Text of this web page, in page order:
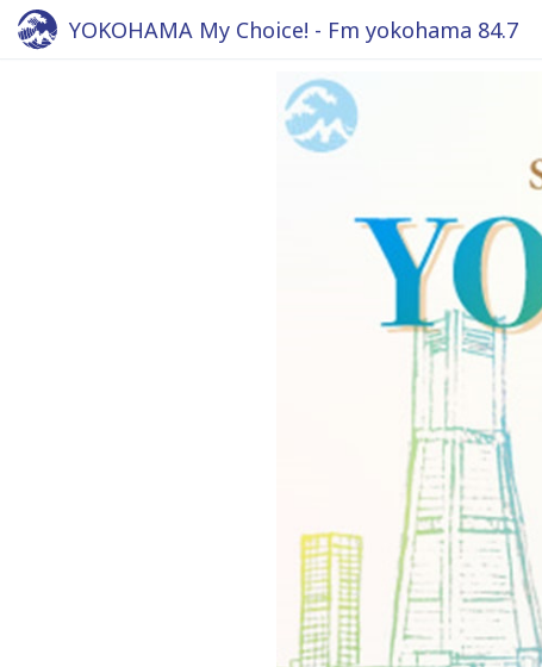
YOKOHAMA My Choice! - Fm yokohama 84.7